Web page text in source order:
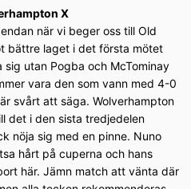
X
när vi beger oss till Old
bättre laget i det första mötet
utan Pogba och McTominay
vara den som vann med 4-0
svårt att säga. Wolverhampton
det i den sista tredjedelen
nöja sig med en pinne. Nuno
hårt på cuperna och hans
här. Jämn match att vänta där